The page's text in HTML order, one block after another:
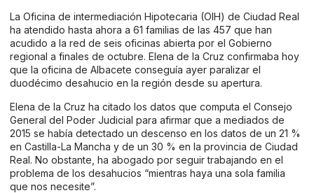
La Oficina de intermediación Hipotecaria (OIH) de Ciudad Real
ha atendido hasta ahora a 61 familias de las 457 que han
acudido a la red de seis oficinas abierta por el Gobierno
regional a finales de octubre. Elena de la Cruz confirmaba hoy
que la oficina de Albacete conseguía ayer paralizar el
duodécimo desahucio en la región desde su apertura.
Elena de la Cruz ha citado los datos que computa el Consejo
General del Poder Judicial para afirmar que a mediados de
2015 se había detectado un descenso en los datos de un 21 %
en Castilla-La Mancha y de un 30 % en la provincia de Ciudad
Real. No obstante, ha abogado por seguir trabajando en el
problema de los desahucios “mientras haya una sola familia
que nos necesite”.